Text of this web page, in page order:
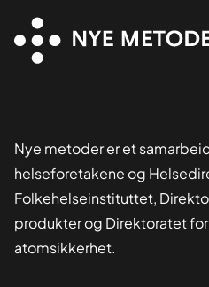
Nye metoder er et
helseforetakene og
Folkehelseinstituttet,
produkter og Direktoratet
atomsikkerhet.